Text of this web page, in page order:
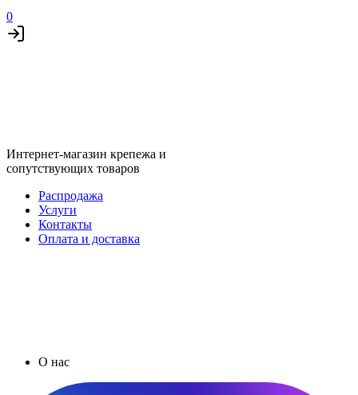
0
Интернет-магазин крепежа и
сопутствующих товаров
Распродажа
Услуги
Контакты
Оплата и доставка
О нас